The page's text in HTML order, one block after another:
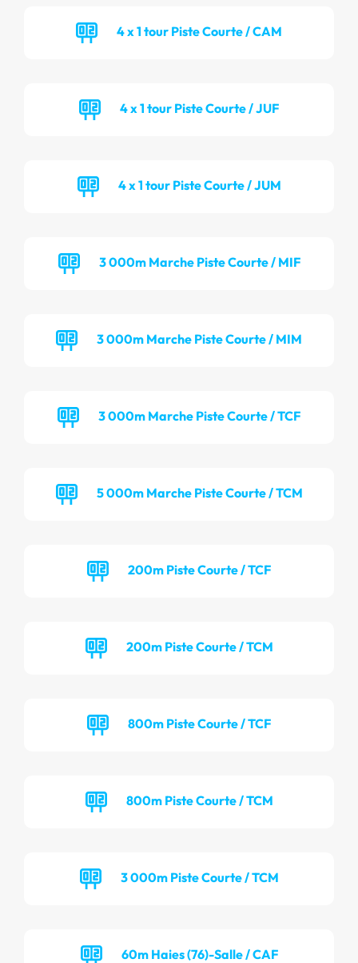
4 x 1 tour Piste Courte / CAM
4 x 1 tour Piste Courte / JUF
4 x 1 tour Piste Courte / JUM
3 000m Marche Piste Courte / MIF
3 000m Marche Piste Courte / MIM
3 000m Marche Piste Courte / TCF
5 000m Marche Piste Courte / TCM
200m Piste Courte / TCF
200m Piste Courte / TCM
800m Piste Courte / TCF
800m Piste Courte / TCM
3 000m Piste Courte / TCM
60m Haies (76)-Salle / CAF